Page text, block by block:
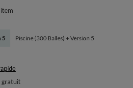
5 Piscine (300 Balles) + Version 5
item
gratuit